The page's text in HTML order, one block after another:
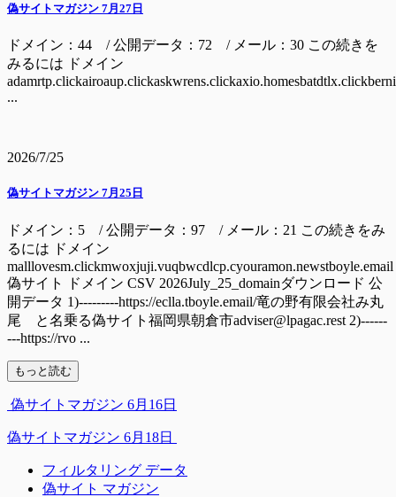
偽サイトマガジン 7月27日
ドメイン：44 / 公開データ：72 / メール：30 この続きを
みるには ドメイン
...
2026/7/25
偽サイトマガジン 7月25日
ドメイン：5 / 公開データ：97 / メール：21 この続きをみ
るには ドメイン
malllovesm.clickmwoxjuji.vuqbwcdlcp.cyouramon.newstboyle.email
偽サイト ドメイン CSV 2026July_25_domainダウンロード 公
開データ 1)---------https://eclla.tboyle.email/竜の野有限会社み丸
尾 と名乗る偽サイト福岡県朝倉市adviser@lpagac.rest 2)------
---https://rvo ...
もっと読む
偽サイトマガジン 6月16日
偽サイトマガジン 6月18日
フィルタリング データ
偽サイト マガジン